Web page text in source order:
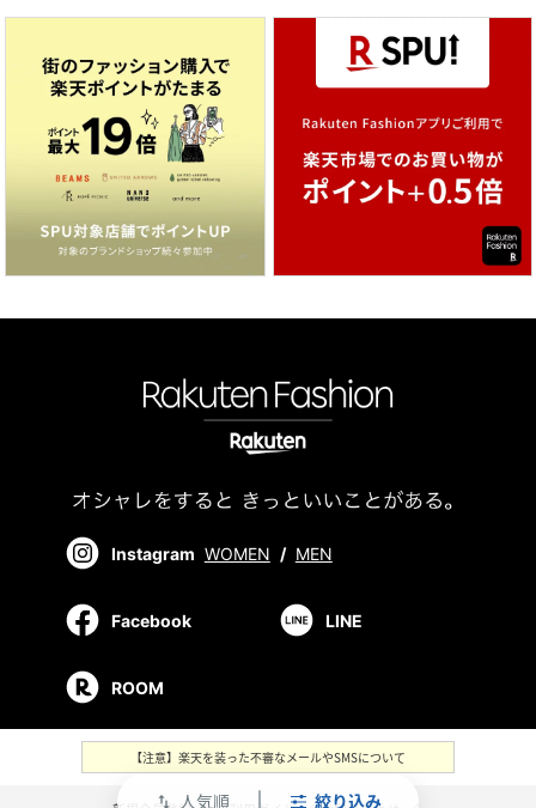
swap_vert 人気順 絞り込み
Instagram WOMEN / MEN
Facebook LINE
ROOM
【注意】楽天を装った不審なメールやSMSについて